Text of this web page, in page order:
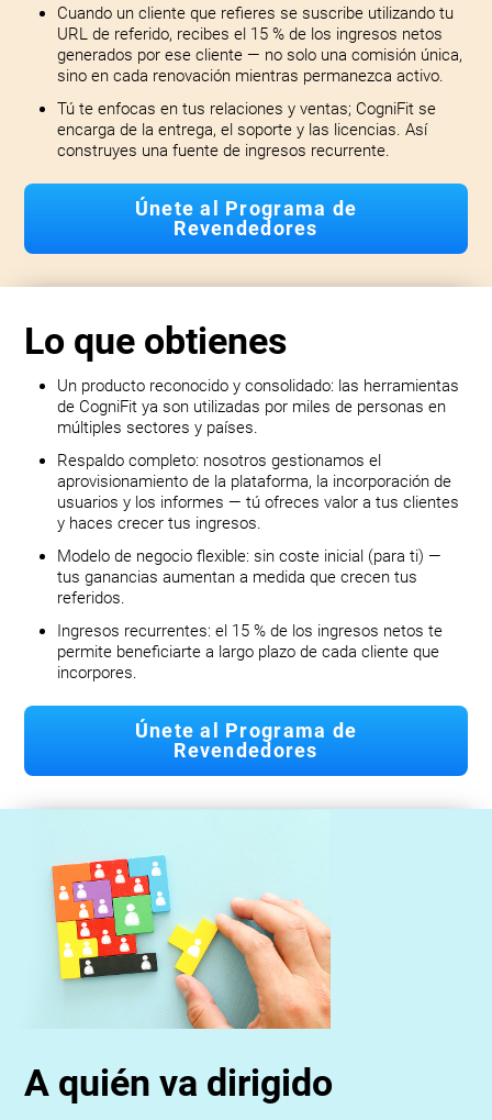
Cuando un cliente que refieres se suscribe utilizando tu
URL de referido, recibes el 15 % de los ingresos netos
generados por ese cliente — no solo una comisión única,
sino en cada renovación mientras permanezca activo.
Tú te enfocas en tus relaciones y ventas; CogniFit se
encarga de la entrega, el soporte y las licencias. Así
construyes una fuente de ingresos recurrente.
Únete al Programa de
Revendedores
Lo que obtienes
Un producto reconocido y consolidado: las herramientas
de CogniFit ya son utilizadas por miles de personas en
múltiples sectores y países.
Respaldo completo: nosotros gestionamos el
aprovisionamiento de la plataforma, la incorporación de
usuarios y los informes — tú ofreces valor a tus clientes
y haces crecer tus ingresos.
Modelo de negocio flexible: sin coste inicial (para ti) —
tus ganancias aumentan a medida que crecen tus
referidos.
Ingresos recurrentes: el 15 % de los ingresos netos te
permite beneficiarte a largo plazo de cada cliente que
incorpores.
Únete al Programa de
Revendedores
A quién va dirigido